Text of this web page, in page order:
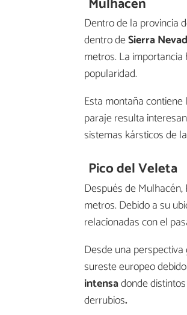
Dentro de la provincia
dentro deSierra
metros. La
popularidad.
Esta montaña contiene
paraje resulta
sistemas kársticos de
Pico del Veleta
Después de
metros. Debido a su
relacionadas con el
Desde una
sureste europeo
intensadonde
derrubios.